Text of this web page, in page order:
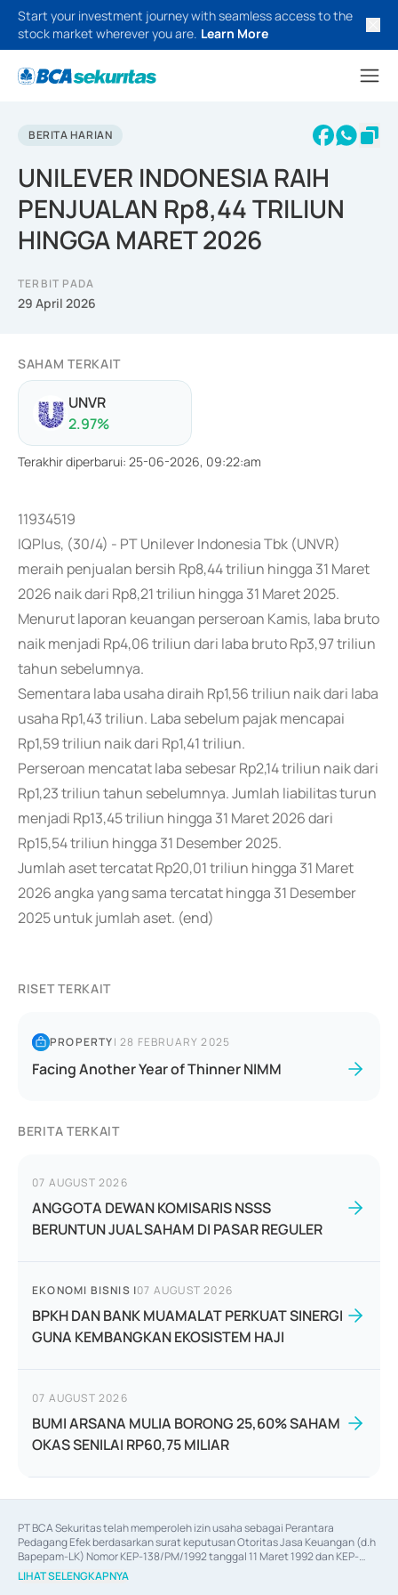
Start your investment journey with seamless access to the
stock market wherever you are. Learn More
BERITA HARIAN
UNILEVER INDONESIA RAIH
PENJUALAN Rp8,44 TRILIUN
HINGGA MARET 2026
TERBIT PADA
29 April 2026
SAHAM TERKAIT
UNVR
2.97%
Terakhir diperbarui: 25-06-2026, 09:22:am
11934519
IQPlus, (30/4) - PT Unilever Indonesia Tbk (UNVR)
meraih penjualan bersih Rp8,44 triliun hingga 31 Maret
2026 naik dari Rp8,21 triliun hingga 31 Maret 2025.
Menurut laporan keuangan perseroan Kamis, laba bruto
naik menjadi Rp4,06 triliun dari laba bruto Rp3,97 triliun
tahun sebelumnya.
Sementara laba usaha diraih Rp1,56 triliun naik dari laba
usaha Rp1,43 triliun. Laba sebelum pajak mencapai
Rp1,59 triliun naik dari Rp1,41 triliun.
Perseroan mencatat laba sebesar Rp2,14 triliun naik dari
Rp1,23 triliun tahun sebelumnya. Jumlah liabilitas turun
menjadi Rp13,45 triliun hingga 31 Maret 2026 dari
Rp15,54 triliun hingga 31 Desember 2025.
Jumlah aset tercatat Rp20,01 triliun hingga 31 Maret
2026 angka yang sama tercatat hingga 31 Desember
2025 untuk jumlah aset. (end)
RISET TERKAIT
PROPERTY|28 FEBRUARY 2025
Facing Another Year of Thinner NIMM
BERITA TERKAIT
07 AUGUST 2026
ANGGOTA DEWAN KOMISARIS NSSS
BERUNTUN JUAL SAHAM DI PASAR REGULER
EKONOMI BISNIS |07 AUGUST 2026
BPKH DAN BANK MUAMALAT PERKUAT SINERGI
GUNA KEMBANGKAN EKOSISTEM HAJI
07 AUGUST 2026
BUMI ARSANA MULIA BORONG 25,60% SAHAM
OKAS SENILAI RP60,75 MILIAR
PT BCA Sekuritas telah memperoleh izin usaha sebagai Perantara
Pedagang Efek berdasarkan surat keputusan Otoritas Jasa Keuangan (d.h
Bapepam-LK) Nomor KEP-138/PM/1992 tanggal 11 Maret 1992 dan KEP-
06/D.04/2014 tanggal 28 Februari 2014, izin usaha sebagai Penjamin Emisi
Efek berdasarkan surat keputusan Otoritas Jasa Keuangan Nomor KEP-
LIHAT SELENGKAPNYA